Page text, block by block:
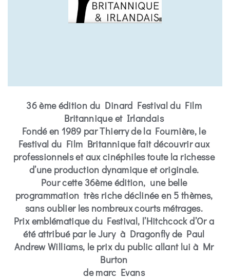
36 ème édition du Dinard Festival du Film
Britannique et Irlandais
Fondé en 1989 par Thierry de la Fournière, le
Festival du Film Britannique fait découvrir aux
professionnels et aux cinéphiles toute la richesse
d’une production dynamique et originale.
Pour cette 36ème édition, une belle
programmation très riche déclinée en 5 thèmes,
sans oublier les nombreux courts métrages.
Prix emblématique du Festival, l’Hitchcock d’Or a
été attribué par le Jury à Dragonfly de Paul
Andrew Williams, le prix du public allant lui à Mr
Burton
de marc Evans